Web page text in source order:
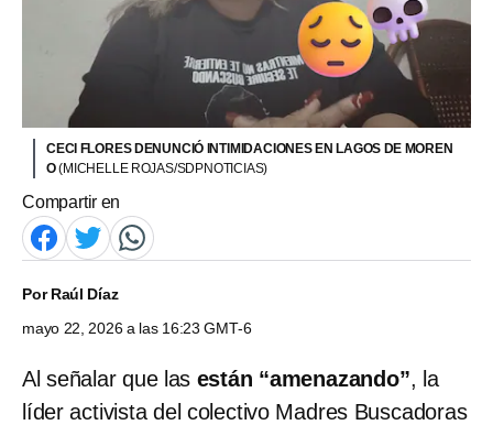
CECI FLORES DENUNCIÓ INTIMIDACIONES EN LAGOS DE MOREN
O(MICHELLE ROJAS/SDPNOTICIAS)
Compartir en
PorRaúl Díaz
mayo 22, 2026 a las 16:23 GMT-6
Al señalar que las están “amenazando”, la
líder activista del colectivo Madres Buscadoras